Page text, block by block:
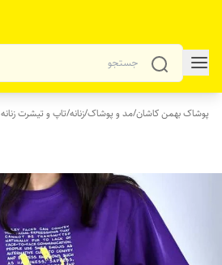
پوشاک بهمن کاشان/مد و پوشاک/زنانه/تاپ و تیشرت زنانه